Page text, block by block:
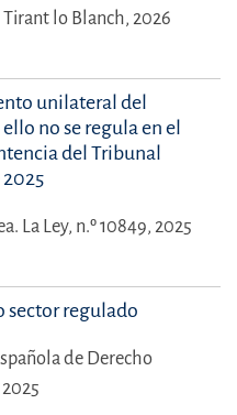
Tirant lo Blanch, 2026
unilateral del
no se regula en el
del Tribunal
La Ley, n.º 10849, 2025
sector regulado
de Derecho